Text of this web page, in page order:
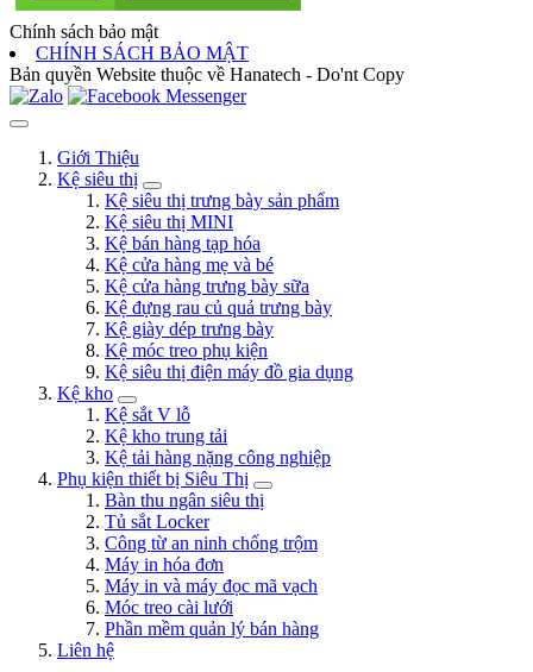
Chính sách bảo mật
CHÍNH SÁCH BẢO MẬT
Bản quyền Website thuộc về Hanatech - Do'nt Copy
Giới Thiệu
Kệ siêu thị
Kệ siêu thị trưng bày sản phẩm
Kệ siêu thị MINI
Kệ bán hàng tạp hóa
Kệ cửa hàng mẹ và bé
Kệ cửa hàng trưng bày sữa
Kệ đựng rau củ quả trưng bày
Kệ giày dép trưng bày
Kệ móc treo phụ kiện
Kệ siêu thị điện máy đồ gia dụng
Kệ kho
Kệ sắt V lỗ
Kệ kho trung tải
Kệ tải hàng nặng công nghiệp
Phụ kiện thiết bị Siêu Thị
Bàn thu ngân siêu thị
Tủ sắt Locker
Công từ an ninh chống trộm
Máy in hóa đơn
Máy in và máy đọc mã vạch
Móc treo cài lưới
Phần mềm quản lý bán hàng
Liên hệ